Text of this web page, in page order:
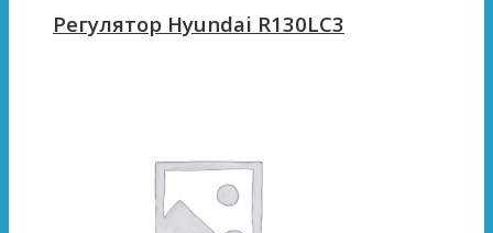
Регулятор Hyundai R130LC3